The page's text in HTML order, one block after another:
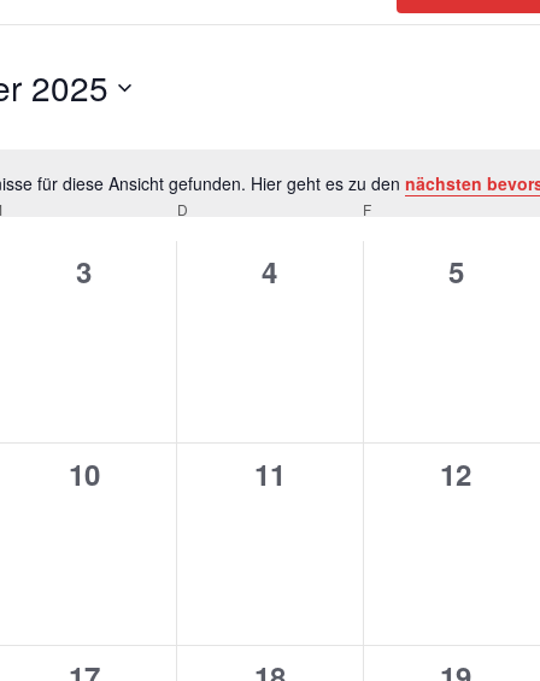
Hinweis
für diese Ansicht gefunden. Hier geht es zu den nächsten
2025
D F
0
3
0
4
0
5
0
10
0
11
0
12